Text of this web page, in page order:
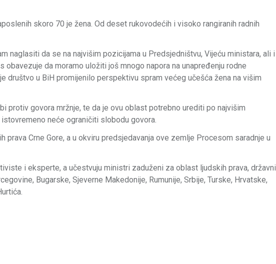
skoro 70 je žena. Od deset rukovodećih i visoko rangiranih radnih
naglasiti da se na najvišim pozicijama u Predsjedništvu, Vijeću ministara, ali i
obavezuje da moramo uložiti još mnogo napora na unapređenju rodne
društvo u BiH promijenilo perspektivu spram većeg učešća žena na višim
protiv govora mržnje, te da je ovu oblast potrebno urediti po najvišim
neće ograničiti slobodu govora.
Crne Gore, a u okviru predsjedavanja ove zemlje Procesom saradnje u
i eksperte, a učestvuju ministri zaduženi za oblast ljudskih prava, državni
Bugarske, Sjeverne Makedonije, Rumunije, Srbije, Turske, Hrvatske,